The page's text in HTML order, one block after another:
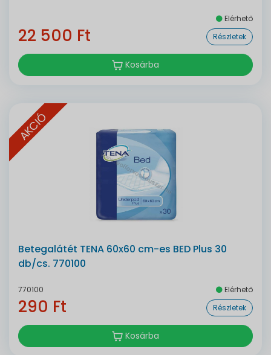
Elérhető
22 500 Ft Részletek
Kosárba
AKCIÓ
Betegalátét TENA 60x60 cm-es BED Plus 30
db/cs. 770100
770100 Elérhető
290 Ft Részletek
Kosárba